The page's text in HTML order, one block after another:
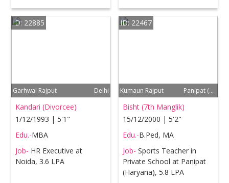
ID: 22885
Garhwal Rajput Delhi
Kandari (Divorcee)
1/12/1993 | 5'1"
Edu.-MBA
Job- HR Executive at
Noida, 3.6 LPA
ID: 22467
Kumaun Rajput Panipat (Haryana)
Bisht (7th Manglik)
15/12/2000 | 5'2"
Edu.-B.Ped, MA
Job- Sports Teacher in
Private School at Panipat
(Haryana), 5.8 LPA